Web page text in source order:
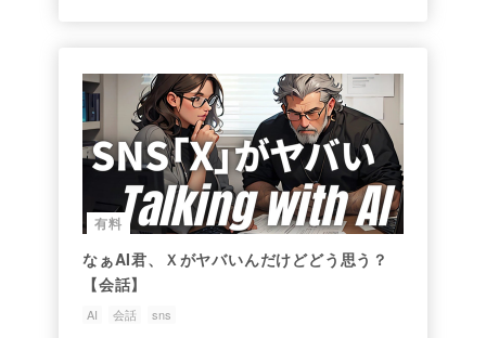
有料
なぁAI君、Ｘがヤバいんだけどどう思う？
【会話】
AI 会話 sns